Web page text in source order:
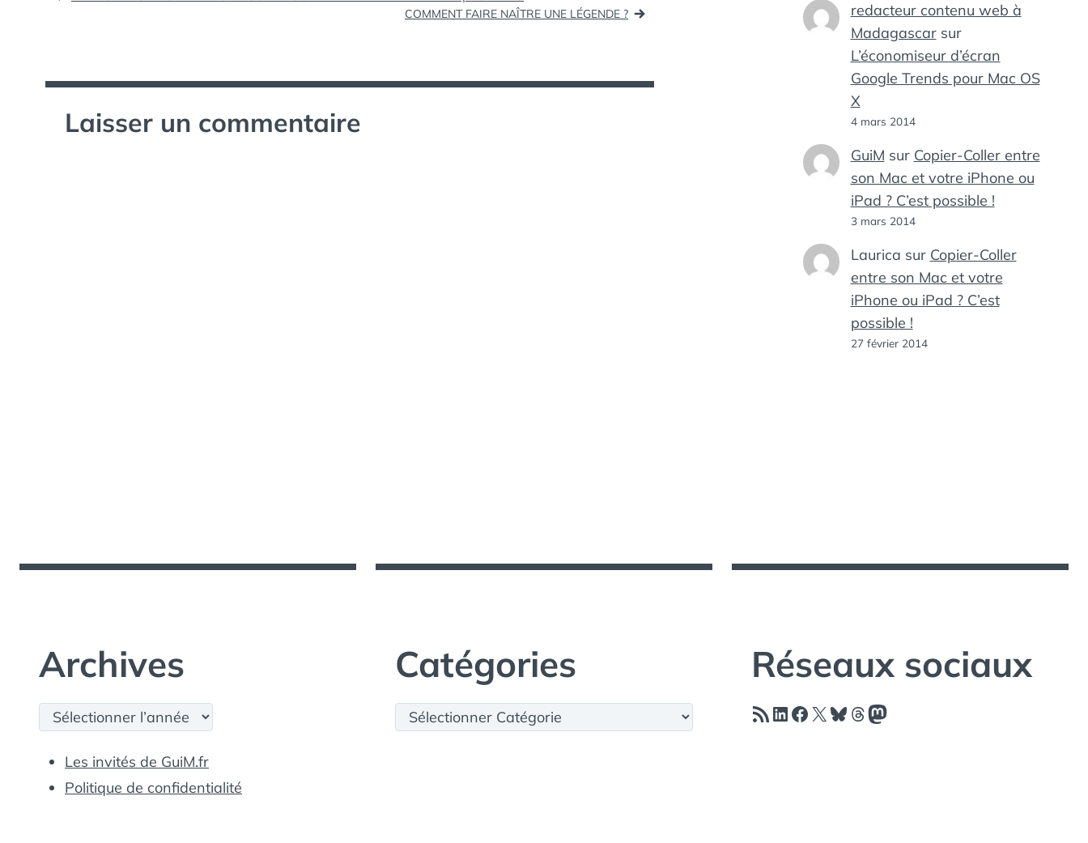
l’article
COMMENT FAIRE NAÎTRE UNE LÉGENDE ?
Laisser un commentaire
redacteur contenu web à
Madagascarsur
L’économiseur d’écran
Google Trends pour Mac OS
X
4 mars 2014
GuiM sur Copier-Coller entre
son Mac et votre iPhone ou
iPad ? C’est possible !
3 mars 2014
Laurica sur Copier-Coller
entre son Mac et votre
iPhone ou iPad ? C’est
possible !
27 février 2014
Archives
Archives
Les invités de GuiM.fr
Politique de confidentialité
Catégories
Catégories
Réseaux sociaux
Flux RSSLinkedIn
Facebook
X Bluesky
Threads
Mastodon